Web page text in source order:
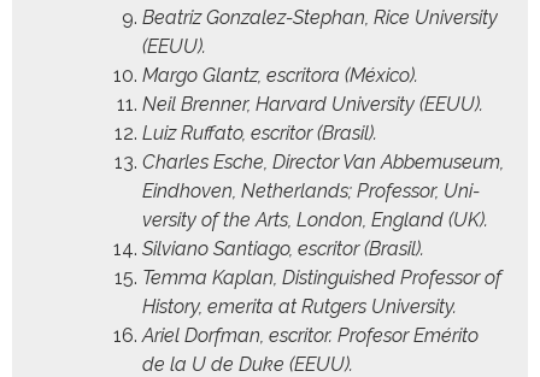
Beat­riz Gon­za­lez-Stephan, Rice Uni­ver­si­ty
(EEUU).
Mar­go Glantz, escrito­ra (Méx­i­co).
Neil Bren­ner, Har­vard Uni­ver­si­ty (EEUU).
Luiz Ruffa­to, escritor (Brasil).
Charles Esche, Direc­tor Van Abbe­mu­se­um,
Eind­hoven, Nether­lands; Pro­fes­sor, Uni­
ver­si­ty of the Arts, Lon­don, Eng­land (UK).
Sil­viano San­ti­a­go, escritor (Brasil).
Tem­ma Kaplan, Dis­tin­guished Pro­fes­sor of
His­to­ry, emeri­ta at Rut­gers University.
Ariel Dorf­man, escritor. Pro­fe­sor Eméri­to
de la U de Duke (EEUU).